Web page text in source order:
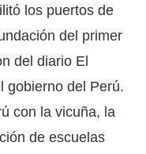
los puertos de
del primer
del diario El
gobierno del Perú.
con la vicuña, la
de escuelas